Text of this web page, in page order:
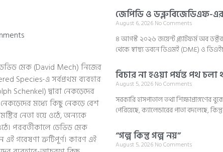
মেক (David Mech) নিজের
Species-এ সর্বপ্রথম ব্যবহার
Schenkel) দ্বারা নেকড়েদের
মধ্যে কিছু নেকড়ে বেশ
নেতা হয়ে ওঠে, অন্যকে
পরবর্তীকালে ডেভিড মেক
গবেষণা ত্রুটিপূর্ণ। কারণ এই
জেপিডি ও ডব্লুবিজেডিএফ-এর
August 6, 2026 No Comments
৪ আগস্ট ২০২৬ জয়েন্ট প্ল্যাটফর্ম অব
থেকে স্বাস্থ্য ভবনে ডিএমই (DME) ও
বিচার না হওয়া পর্যন্ত পথ চলা
August 5, 2026 No Comments
সরকারি হাসপাতাল তথা
পেরিয়েছে, ক্যালেন্ডারের পাতা বদলেছে,
“গল্প কিন্তু গল্প নয়”
August 5, 2026 No Comments